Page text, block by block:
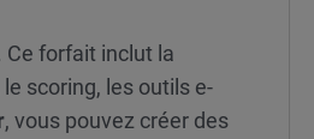
forfait inclut la
scoring, les outils e-
, vous pouvez créer des